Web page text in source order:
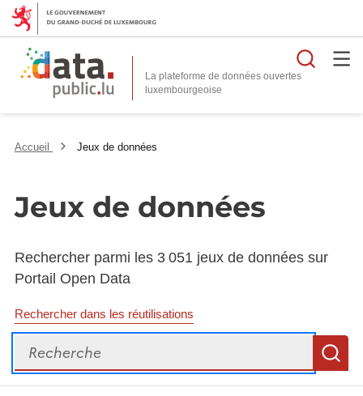
La plateforme de données ouvertes
Accueil Jeux de données
Jeux de données
Rechercher parmi les 3 051 jeux de données sur
Portail Open Data
Rechercher dans les réutilisations
Recherche